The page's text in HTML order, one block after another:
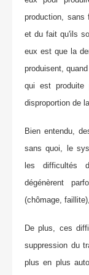
production, sans
et du fait qu'ils
eux est que la
produisent,
qui est produite
disproportion de
Bien entendu,
sans quoi, le
les difficultés
dégénèrent
(chômage,
De plus, ces
suppression du
plus en plus